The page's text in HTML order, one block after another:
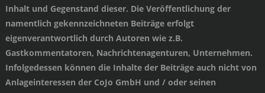
Inhalt und Gegenstand dieser. Die Veröffentlichung der
namentlich gekennzeichneten Beiträge erfolgt
eigenverantwortlich durch Autoren wie z.B.
Gastkommentatoren, Nachrichtenagenturen, Unternehmen.
Infolgedessen können die Inhalte der Beiträge auch nicht von
Anlageinteressen der CoJo GmbH und / oder seinen